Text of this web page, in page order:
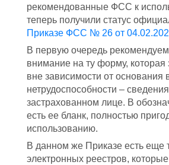
рекомендованные ФСС к
теперь получили статус
Приказе ФСС № 26 от
В первую очередь
внимание на ту форму, которая
вне зависимости от основания
нетрудоспособности –
застрахованном лице. В
есть ее бланк, полностью
использованию.
В данном же Приказе есть
электронных реестров,